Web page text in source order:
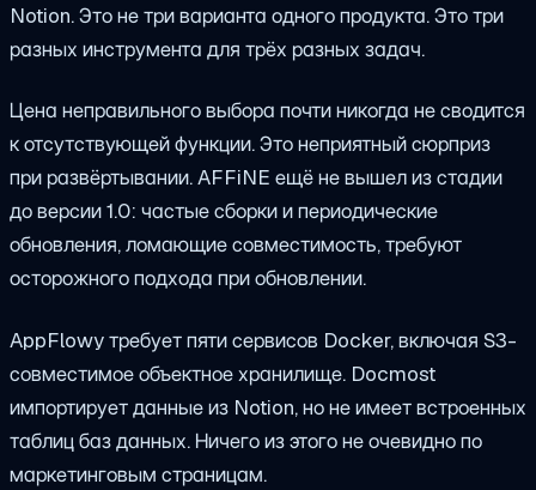
Notion. Это не три варианта одного продукта. Это три
разных инструмента для трёх разных задач.
Цена неправильного выбора почти никогда не сводится
к отсутствующей функции. Это неприятный сюрприз
при развёртывании. AFFiNE ещё не вышел из стадии
до версии 1.0: частые сборки и периодические
обновления, ломающие совместимость, требуют
осторожного подхода при обновлении.
AppFlowy требует пяти сервисов Docker, включая S3-
совместимое объектное хранилище. Docmost
импортирует данные из Notion, но не имеет встроенных
таблиц баз данных. Ничего из этого не очевидно по
маркетинговым страницам.